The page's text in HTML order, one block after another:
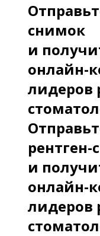
снимок
и
онлайн-
лидеров
и
онлайн-
лидеров